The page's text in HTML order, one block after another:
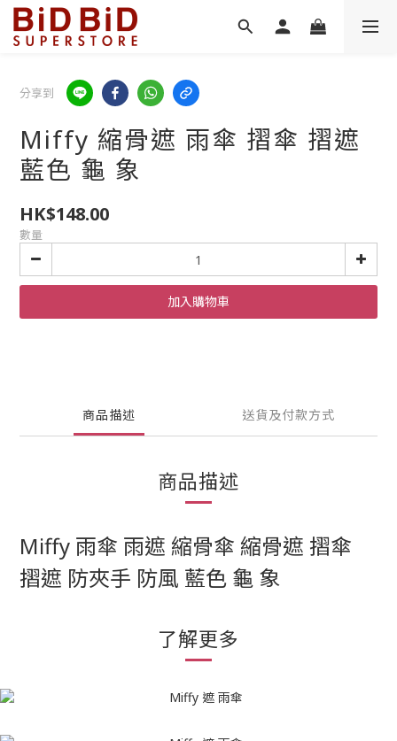
分享到
Miffy 縮骨遮 雨傘 摺傘 摺遮
藍色 龜 象
HK$148.00
數量
加入購物車
商品描述 送貨及付款方式
商品描述
Miffy 雨傘 雨遮 縮骨傘 縮骨遮 摺傘
摺遮 防夾手 防風 藍色 龜 象
了解更多